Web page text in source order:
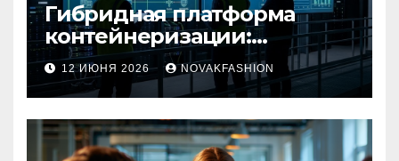
Гибридная платформа
контейнеризации:
архитектура, особенности
и сценарии использования
12 ИЮНЯ 2026 NOVAKFASHION